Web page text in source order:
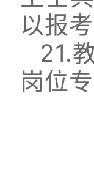
以报
21.
岗位